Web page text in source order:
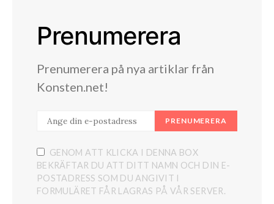
Prenumerera
Prenumerera på nya artiklar från
Konsten.net!
PRENUMERERA
GENOM ATT KLICKA I DENNA BOX
BEKRÄFTAR DU ATT DITT NAMN OCH DIN E-
POSTADRESS SOM DU ANGIVIT I
FORMULÄRET FÅR LAGRAS PÅ VÅR SERVER.